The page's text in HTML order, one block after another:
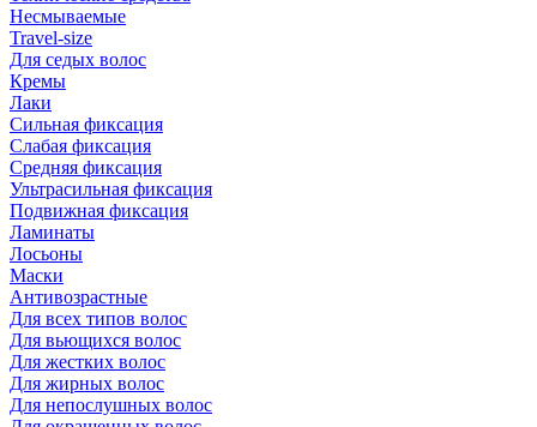
Несмываемые
Travel-size
Для седых волос
Кремы
Лаки
Сильная фиксация
Слабая фиксация
Средняя фиксация
Ультрасильная фиксация
Подвижная фиксация
Ламинаты
Лосьоны
Маски
Антивозрастные
Для всех типов волос
Для вьющихся волос
Для жестких волос
Для жирных волос
Для непослушных волос